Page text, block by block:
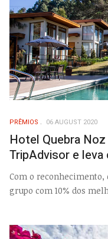
PRÊMIOS 06 AUGUST 2020
Hotel Quebra
TripAdvisor e
Com o reconhecimento,
grupo com 10% dos